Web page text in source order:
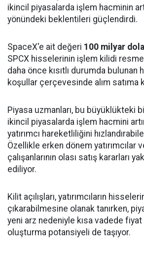
ikincil piyasalarda işlem hacminin
yönündeki beklentileri güçlendirdi.
SpaceX'e ait değeri 100 milyar
SPCX hisselerinin işlem kilidi
daha önce kısıtlı durumda bulunan
koşullar çerçevesinde alım satıma
Piyasa uzmanları, bu büyüklükteki bir
ikincil piyasalarda işlem hacmini
yatırımcı hareketliliğini
Özellikle erken dönem yatırımcılar
çalışanlarının olası satış kararları
ediliyor.
Kilit açılışları, yatırımcıların
çıkarabilmesine olanak tanırken,
yeni arz nedeniyle kısa vadede
oluşturma potansiyeli de taşıyor.